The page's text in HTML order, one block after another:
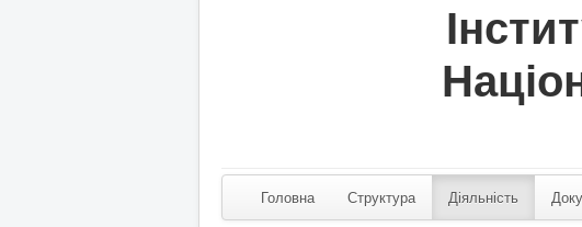
Головна Структура Діяльність